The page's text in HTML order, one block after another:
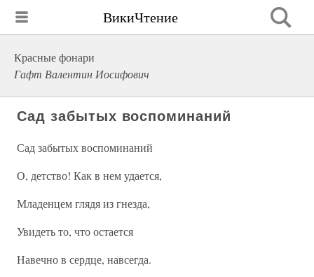
ВикиЧтение
Красные фонари
Гафт Валентин Иосифович
Сад забытых воспоминаний
Сад забытых воспоминаний
О, детство! Как в нем удается,
Младенцем глядя из гнезда,
Увидеть то, что остается
Навечно в сердце, навсегда.